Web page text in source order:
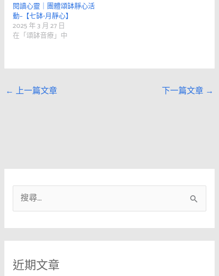
閱讀心靈｜團體頌缽靜心活
動–【七缽•月靜心】
2025 年 3 月 27 日
在「頌缽音療」中
← 上一篇文章 下一篇文章 →
尋
關
字
近期文章